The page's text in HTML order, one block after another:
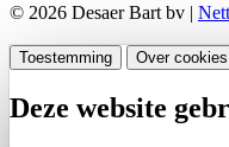
© 2026 Desaer Bart bv |
Toestemming Over cookies
Deze website